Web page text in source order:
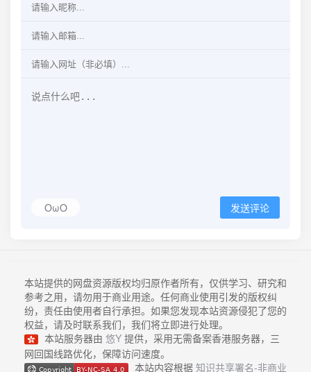
OωO 发送评论
本站提供的网盘资源版权均归原作者所有，仅供学习、研究和
参考之用，请勿用于商业用途。任何商业使用引发的版权纠
纷，责任由使用者自行承担。如果您发现本站资源侵犯了您的
权益，请及时联系我们，我们将立即进行处理。
本站服务器由 悠Y 提供，采用无需备案香港服务器，三
网回国线路优化，保障访问速度。
本站内容根据 知识共享署名-非商业